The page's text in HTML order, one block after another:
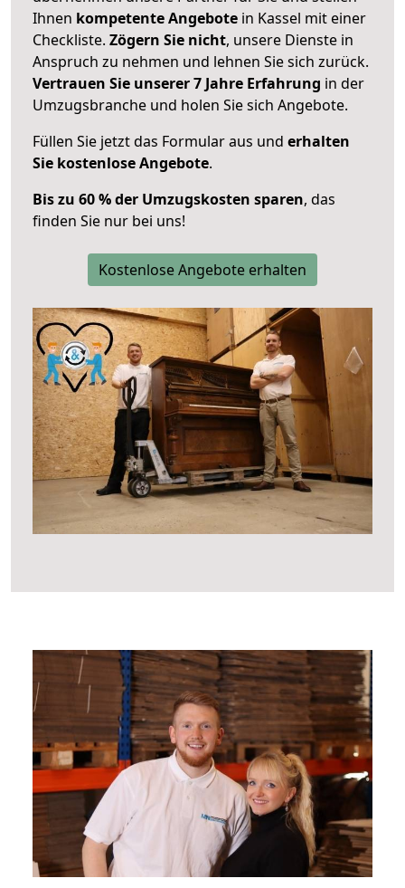
Ihnen kompetente Angebote in Kassel mit einer
Checkliste. Zögern Sie nicht, unsere Dienste in
Anspruch zu nehmen und lehnen Sie sich zurück.
Vertrauen Sie unserer 7 Jahre Erfahrung in der
Umzugsbranche und holen Sie sich Angebote.
Füllen Sie jetzt das Formular aus und erhalten
Sie kostenlose Angebote.
Bis zu 60 % der Umzugskosten sparen, das
finden Sie nur bei uns!
Kostenlose Angebote erhalten